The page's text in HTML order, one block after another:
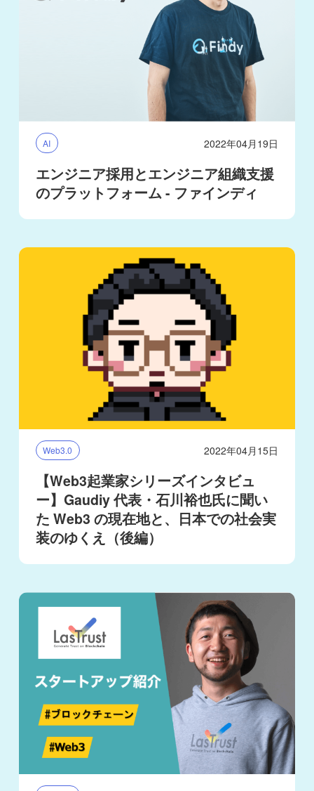
AI 2022年04月19日
エンジニア採用とエンジニア組織支援
のプラットフォーム - ファインディ
Web3.0 2022年04月15日
【Web3起業家シリーズインタビュ
ー】Gaudiy 代表・石川裕也氏に聞い
た Web3 の現在地と、日本での社会実
装のゆくえ（後編）